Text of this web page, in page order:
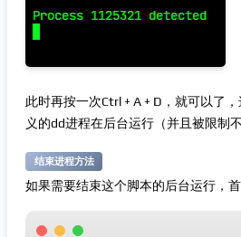
此时再按一次Ctrl + A + D，就可以了
义的dd进程在后台运行（并且被限制
结束进程方法
如果需要结束这个脚本的后台运行，